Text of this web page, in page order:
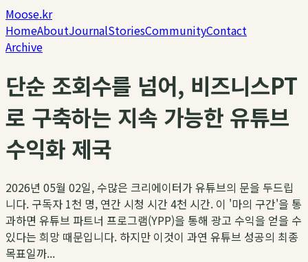
Moose.kr
HomeAboutJournalStoriesCommunityContact
Archive
단순 조회수를 넘어, 비즈니스PT
로 구축하는 지속 가능한 유튜브
수익화 제국
2026년 05월 02일, 수많은 크리에이터가 유튜브의 문을 두드립
니다. 구독자 1천 명, 연간 시청 시간 4천 시간. 이 '마의 구간'을 통
과하면 유튜브 파트너 프로그램(YPP)을 통해 광고 수익을 얻을 수
있다는 희망 때문입니다. 하지만 이것이 과연 유튜브 성공의 최종
목표일까...